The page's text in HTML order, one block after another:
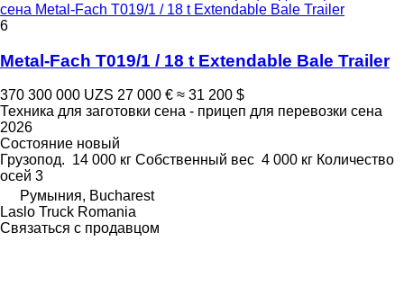
сена Metal-Fach T019/1 / 18 t Extendable Bale Trailer
6
Metal-Fach T019/1 / 18 t Extendable Bale Trailer
370 300 000 UZS 27 000 € ≈ 31 200 $
Техника для заготовки сена - прицеп для перевозки сена
2026
Состояние новый
Грузопод. 14 000 кг Собственный вес 4 000 кг Количество
осей 3
Румыния, Bucharest
Laslo Truck Romania
Связаться с продавцом